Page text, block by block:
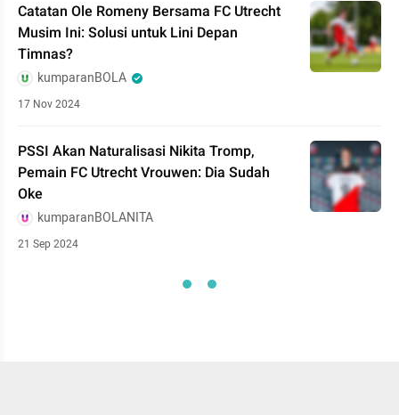
Catatan Ole Romeny Bersama FC Utrecht
Musim Ini: Solusi untuk Lini Depan
Timnas?
kumparanBOLA
17 Nov 2024
PSSI Akan Naturalisasi Nikita Tromp,
Pemain FC Utrecht Vrouwen: Dia Sudah
Oke
kumparanBOLANITA
21 Sep 2024